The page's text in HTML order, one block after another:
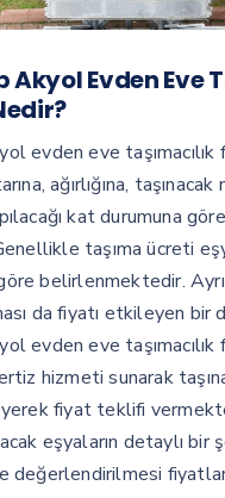
Evden Eve
evden eve taşımacılık
ağırlığına,
kat durumuna
taşıma ücreti
belirlenmektedir.
da fiyatı etkileyen
evden eve
hizmeti sunarak
fiyat teklifi
eşyaların detaylı bir
değerlendirilmesi